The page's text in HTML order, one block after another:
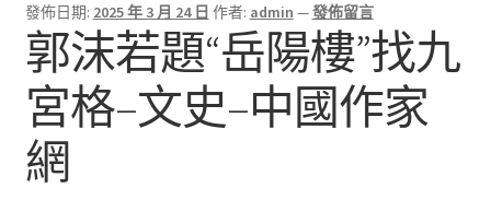
發佈日期: 2025 年 3 月 24 日 作者: admin —發佈留言
郭沫若題“岳陽樓”找九
宮格–文史–中國作家
網